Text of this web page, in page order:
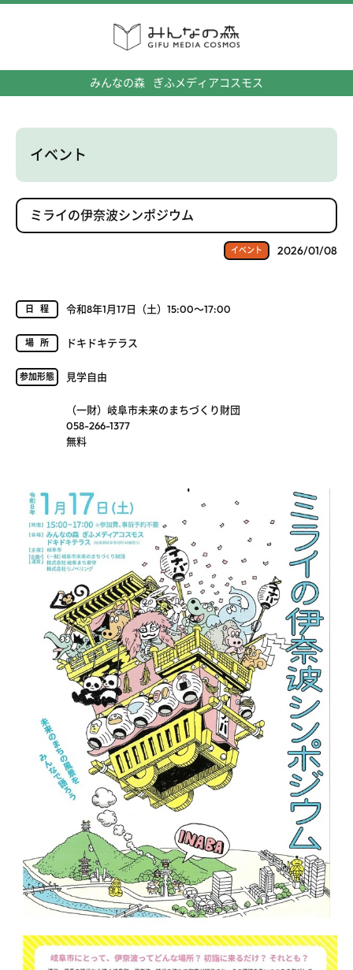
みんなの森 ぎふメディアコスモス
イベント
ミライの伊奈波シンポジウム
イベント 2026/01/08
日程 令和8年1月17日（土）15:00～17:00
場所 ドキドキテラス
参加形態 見学自由
（一財）岐阜市未来のまちづくり財団
058-266-1377
無料